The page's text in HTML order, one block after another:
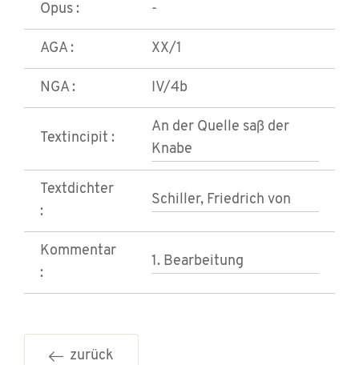
Opus : -
AGA : XX/1
NGA : IV/4b
Textincipit :
An der Quelle saß der
Knabe
Textdichter
:
Schiller, Friedrich von
Kommentar
:
1. Bearbeitung
zurück